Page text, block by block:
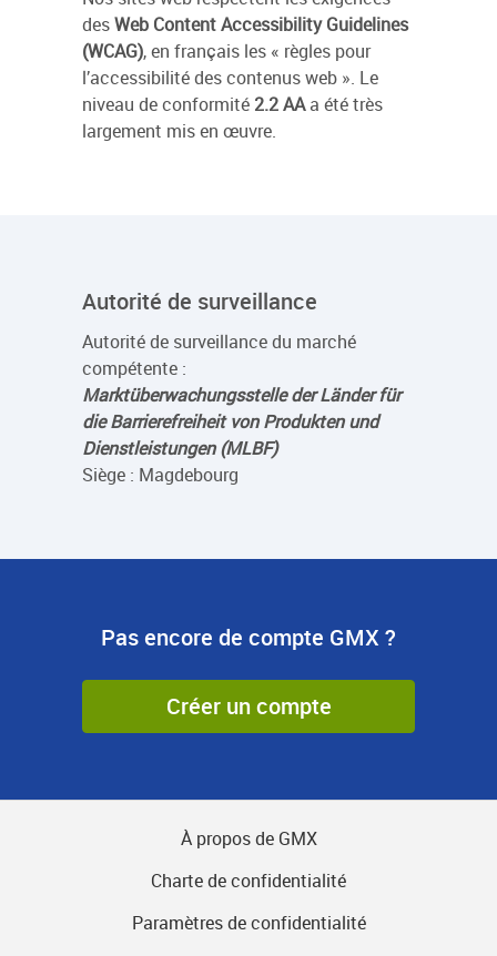
desWeb Content Accessibility Guidelines
(WCAG), en français les « règles pour
l’accessibilité des contenus web ». Le
niveau de conformité 2.2 AAa été très
largement mis en œuvre.
Autorité de surveillance
Autorité de surveillance du marché
compétente :
Marktüberwachungsstelle der Länder für
die Barrierefreiheit von Produkten und
Dienstleistungen (MLBF)
Siège : Magdebourg
Pas encore de compte GMX ?
Créer un compte
À propos de GMX
Charte de confidentialité
Paramètres de confidentialité